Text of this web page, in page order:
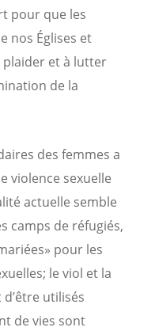
pour que les
nos Églises et
plaider et à lutter
de la
des femmes a
violence sexuelle
actuelle semble
camps de réfugiés,
pour les
le viol et la
utilisés
de vies sont